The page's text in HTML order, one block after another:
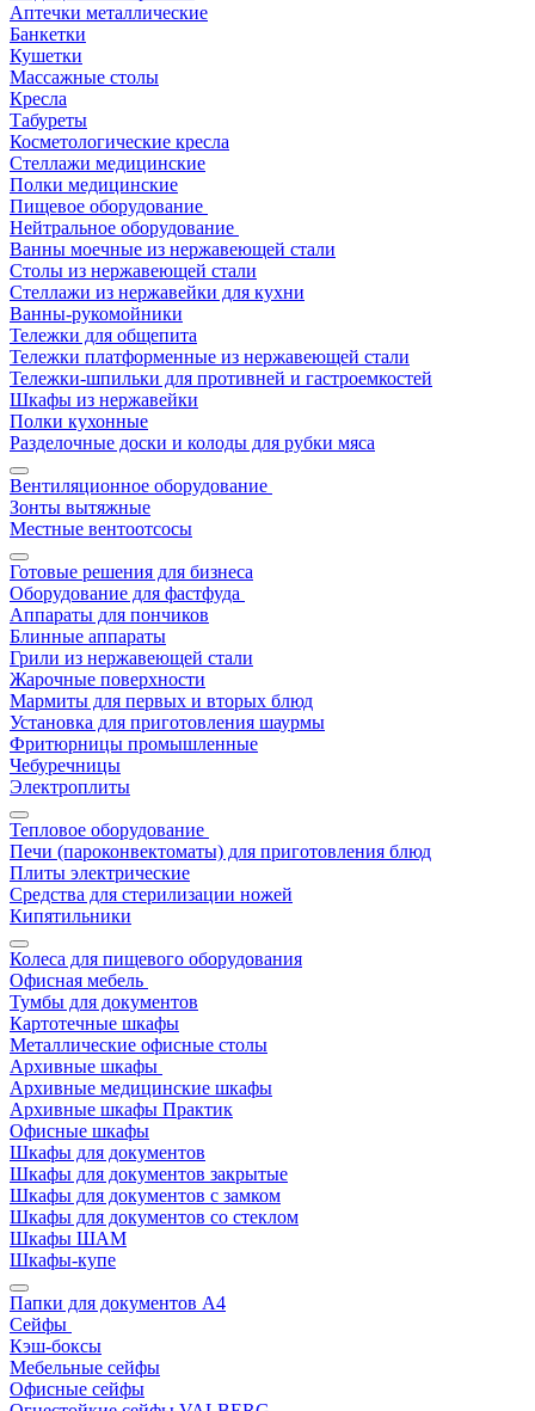
Аптечки металлические
Банкетки
Кушетки
Массажные столы
Кресла
Табуреты
Косметологические кресла
Стеллажи медицинские
Полки медицинские
Пищевое оборудование
Нейтральное оборудование
Ванны моечные из нержавеющей стали
Столы из нержавеющей стали
Стеллажи из нержавейки для кухни
Ванны-рукомойники
Тележки для общепита
Тележки платформенные из нержавеющей стали
Тележки-шпильки для противней и гастроемкостей
Шкафы из нержавейки
Полки кухонные
Разделочные доски и колоды для рубки мяса
Вентиляционное оборудование
Зонты вытяжные
Местные вентоотсосы
Готовые решения для бизнеса
Оборудование для фастфуда
Аппараты для пончиков
Блинные аппараты
Грили из нержавеющей стали
Жарочные поверхности
Мармиты для первых и вторых блюд
Установка для приготовления шаурмы
Фритюрницы промышленные
Чебуречницы
Электроплиты
Тепловое оборудование
Печи (пароконвектоматы) для приготовления блюд
Плиты электрические
Средства для стерилизации ножей
Кипятильники
Колеса для пищевого оборудования
Офисная мебель
Тумбы для документов
Картотечные шкафы
Металлические офисные столы
Архивные шкафы
Архивные медицинские шкафы
Архивные шкафы Практик
Офисные шкафы
Шкафы для документов
Шкафы для документов закрытые
Шкафы для документов с замком
Шкафы для документов со стеклом
Шкафы ШАМ
Шкафы-купе
Папки для документов A4
Сейфы
Кэш-боксы
Мебельные сейфы
Офисные сейфы